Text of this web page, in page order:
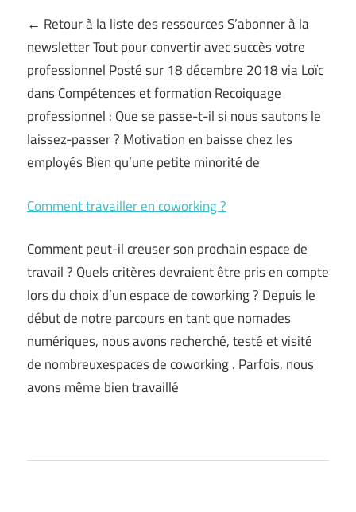
← Retour à la liste des ressources S’abonner à la
newsletter Tout pour convertir avec succès votre
professionnel Posté sur 18 décembre 2018 via Loïc
dans Compétences et formation Recoiquage
professionnel : Que se passe-t-il si nous sautons le
laissez-passer ? Motivation en baisse chez les
employés Bien qu’une petite minorité de
Comment travailler en coworking ?
Comment peut-il creuser son prochain espace de
travail ? Quels critères devraient être pris en compte
lors du choix d’un espace de coworking ? Depuis le
début de notre parcours en tant que nomades
numériques, nous avons recherché, testé et visité
de nombreuxespaces de coworking . Parfois, nous
avons même bien travaillé